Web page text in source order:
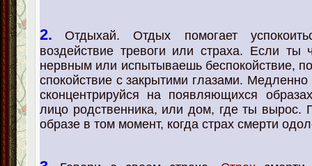
2.
Отдыхай. Отдых помогает
воздействие тревоги или страха. Если ты
нервным или испытываешь беспокойствие,
спокойствие с закрытими глазами.
сконцентрируйся на появляющихся
лицо родственника, или дом, где ты вырос.
образе в том момент, когда страх смерти